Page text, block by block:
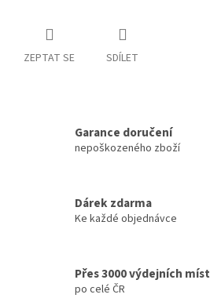
ZEPTAT SE SDÍLET
Garance doručení
nepoškozeného zboží
Dárek zdarma
Ke každé objednávce
Přes 3000 výdejních míst
po celé ČR